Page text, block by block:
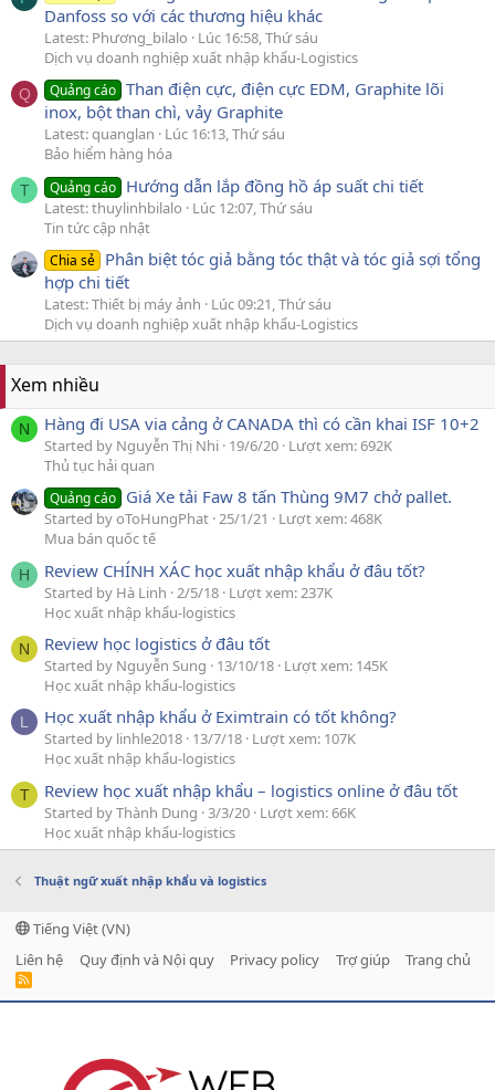
Danfoss so với các thương hiệu khác
Latest: Phương_bilalo
Lúc 16:58, Thứ sáu
Dịch vụ doanh nghiệp xuất nhập khẩu-Logistics
Q Quảng cáo Than điện cực, điện cực EDM, Graphite lõi
inox, bột than chì, vảy Graphite
Latest: quanglan
Lúc 16:13, Thứ sáu
Bảo hiểm hàng hóa
T Quảng cáo Hướng dẫn lắp đồng hồ áp suất chi tiết
Latest: thuylinhbilalo
Lúc 12:07, Thứ sáu
Tin tức cập nhật
Chia sẻ Phân biệt tóc giả bằng tóc thật và tóc giả sợi tổng
hợp chi tiết
Latest: Thiết bị máy ảnh
Lúc 09:21, Thứ sáu
Dịch vụ doanh nghiệp xuất nhập khẩu-Logistics
Xem nhiều
N Hàng đi USA via cảng ở CANADA thì có cần khai ISF 10+2
Started by Nguyễn Thị Nhi 19/6/20 Lượt xem: 692K
Thủ tục hải quan
Quảng cáo Giá Xe tải Faw 8 tấn Thùng 9M7 chở pallet.
Started by oToHungPhat 25/1/21
Lượt xem: 468K
Mua bán quốc tế
H Review CHÍNH XÁC học xuất nhập khẩu ở đâu tốt?
Started by Hà Linh 2/5/18 Lượt xem: 237K
Học xuất nhập khẩu-logistics
N Review học logistics ở đâu tốt
Started by Nguyễn Sung 13/10/18 Lượt xem: 145K
Học xuất nhập khẩu-logistics
L Học xuất nhập khẩu ở Eximtrain có tốt không?
Started by linhle2018 13/7/18 Lượt xem: 107K
Học xuất nhập khẩu-logistics
T Review học xuất nhập khẩu – logistics online ở đâu tốt
Started by Thành Dung 3/3/20 Lượt xem: 66K
Học xuất nhập khẩu-logistics
Thuật ngữ xuất nhập khẩu và logistics
Tiếng Việt (VN)
Liên hệ
Quy định và Nội quy Privacy policy Trợ giúp Trang chủ
R
S